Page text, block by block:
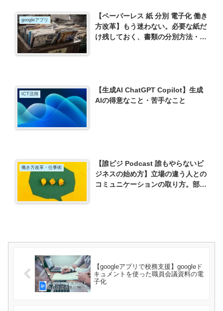
googleアプリ
【ペーパーレス 紙 分別 電子化 働き
方改革】もう迷わない。必要な紙だ
け残しておく、書類の分別方法・保
ICT活用
【生成AI ChatGPT Copilot】生成
AIの得意なこと・苦手なこと
働き方改革・仕事術
【誰ビジ Podcast 誰もやらないビ
ジネスの始め方】立場の違う人との
コミュニケーションの取り方。部下
【googleアプリで校務支援】googleド
キュメントを使った職員会議資料の電
子化